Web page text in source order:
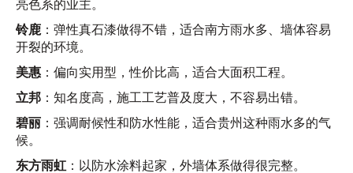
亮色系的业主。
铃鹿 ：弹性真石漆做得不错，适合南方雨水多、墙体容易
开裂的环境。
美惠 ：偏向实用型，性价比高，适合大面积工程。
立邦 ：知名度高，施工工艺普及度大，不容易出错。
碧丽 ：强调耐候性和防水性能，适合贵州这种雨水多的气
候。
东方雨虹 ：以防水涂料起家，外墙体系做得很完整。